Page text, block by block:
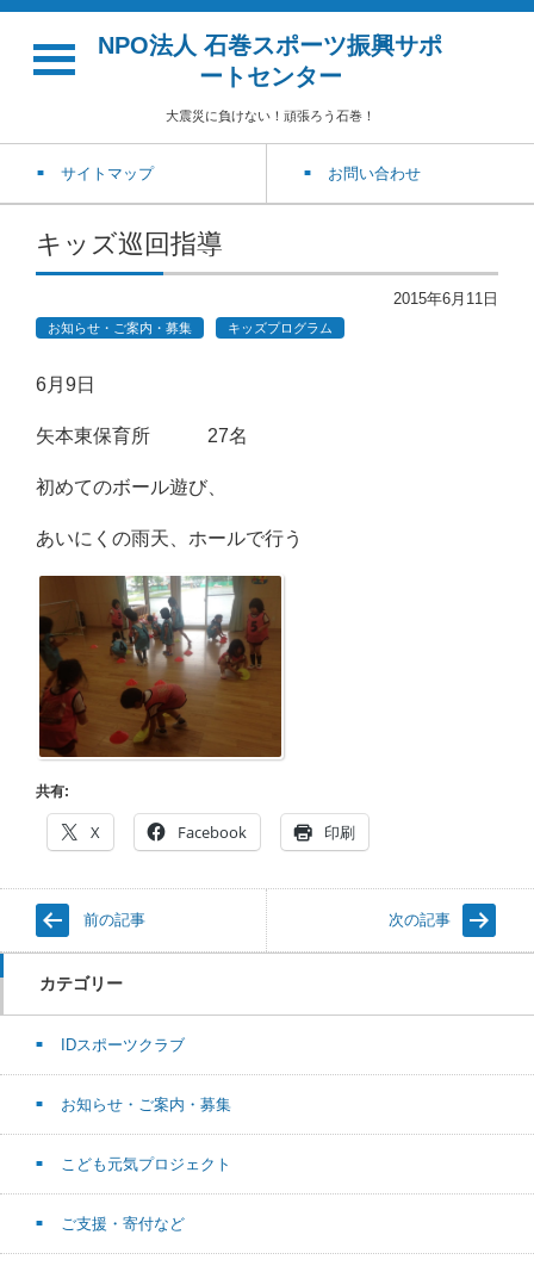
NPO法人 石巻スポーツ振興サポ
ートセンター
大震災に負けない！頑張ろう石巻！
サイトマップ お問い合わせ
キッズ巡回指導
2015年6月11日
お知らせ・ご案内・募集 キッズプログラム
6月9日
矢本東保育所 27名
初めてのボール遊び、
あいにくの雨天、ホールで行う
共有:
X Facebook 印刷
前の記事 次の記事
カテゴリー
IDスポーツクラブ
お知らせ・ご案内・募集
こども元気プロジェクト
ご支援・寄付など